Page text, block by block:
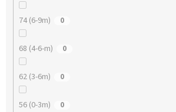
74 (6-9m) 0
68 (4-6-m) 0
62 (3-6m) 0
56 (0-3m) 0